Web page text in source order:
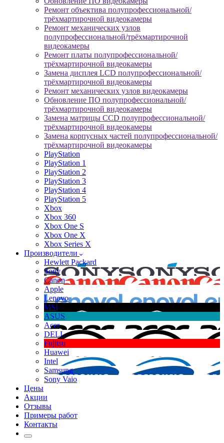
Ремонт объектива полупрофессиональной/
трёхмартирочной видеокамеры
Ремонт механических узлов
полупрофессиональной/трёхмартирочной
видеокамеры
Ремонт платы полупрофессиональной/
трёхмартирочной видеокамеры
Замена дисплея LCD полупрофессиональной/
трёхмартирочной видеокамеры
Ремонт механических узлов видеокамеры
Обновление ПО полупрофессиональной/
трёхмартирочной видеокамеры
Замена матрицы CCD полупрофессиональной/
трёхмартирочной видеокамеры
Замена корпусных частей полупрофессиональной/
трёхмартирочной видеокамеры
PlayStation
PlayStation 1
PlayStation 2
PlayStation 3
PlayStation 4
PlayStation 5
Xbox
Xbox 360
Xbox One S
Xbox One X
Xbox Series X
Производители
Hewlett Packard
Sony
Canon
Apple
Lenovo
MSI
ASUS
Acer
DELL
Fujitsu
Huawei
Intel
Samsung
Sony Vaio
Цены
Акции
Отзывы
Примеры работ
Контакты